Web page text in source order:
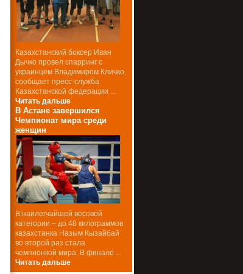
Казахстанский боксер Иван
Дычко провел спарринг с
украинцем Владимиром Кличко,
сообщает пресс-служба
Казахстанской федерации ...
Читать дальше
В Астане завершился
Чемпионат мира среди
женщин
В наилегчайшей весовой
категории – до 48 килограммов
казахстанка Назым Кызайбай
во второй раз стала
чемпионкой мира. В финале ...
Читать дальше